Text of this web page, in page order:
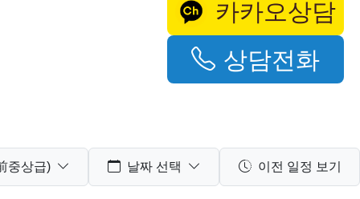
카카오상담
상담전화
중상급) 날짜 선택 이전 일정 보기